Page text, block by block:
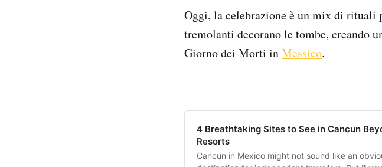
Oggi, la celebrazione è un mix di
tremolanti decorano le tombe, creando
Giorno dei Morti inMessico.
4 Breathtaking Sites to See in Cancun
Resorts
Cancun in Mexico might not sound like an